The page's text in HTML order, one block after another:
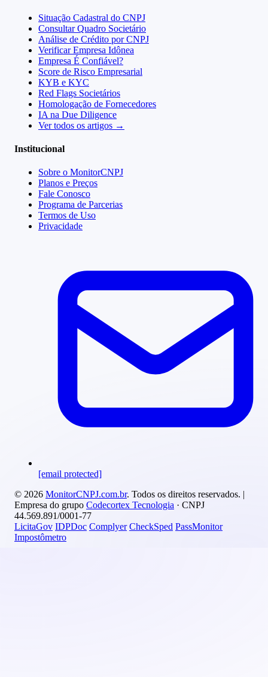
Situação Cadastral do CNPJ
Consultar Quadro Societário
Análise de Crédito por CNPJ
Verificar Empresa Idônea
Empresa É Confiável?
Score de Risco Empresarial
KYB e KYC
Red Flags Societários
Homologação de Fornecedores
IA na Due Diligence
Ver todos os artigos →
Institucional
Sobre o MonitorCNPJ
Planos e Preços
Fale Conosco
Programa de Parcerias
Termos de Uso
Privacidade
[email protected]
© 2026 MonitorCNPJ.com.br. Todos os direitos reservados. |
Empresa do grupo Codecortex Tecnologia · CNPJ
44.569.891/0001-77
LicitaGov IDPDoc Complyer CheckSped PassMonitor
Impostômetro